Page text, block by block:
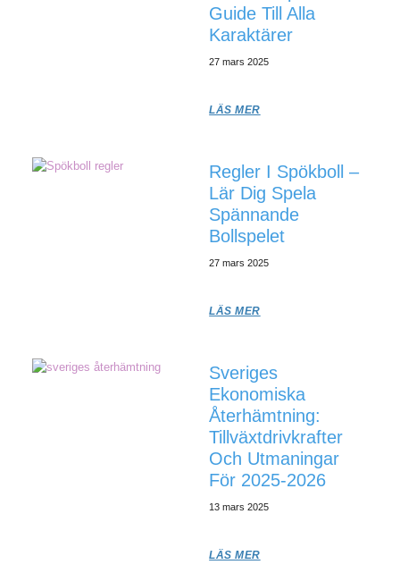
Guide Till Alla
Karaktärer
27 mars 2025
LÄS MER
Regler I Spökboll –
Lär Dig Spela
Spännande
Bollspelet
27 mars 2025
LÄS MER
Sveriges
Ekonomiska
Återhämtning:
Tillväxtdrivkrafter
Och Utmaningar
För 2025-2026
13 mars 2025
LÄS MER